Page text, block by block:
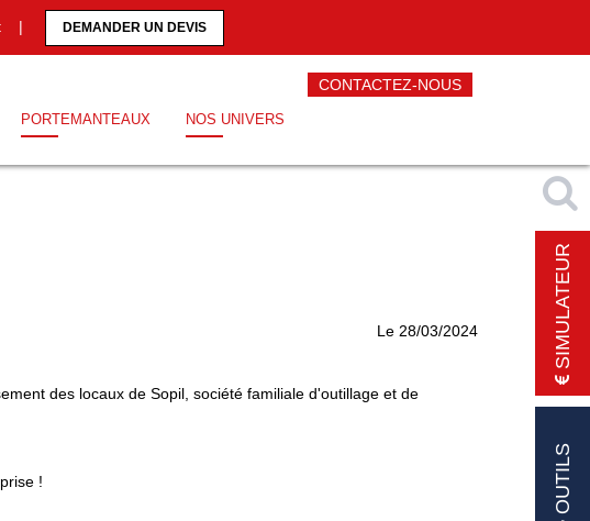
| DEMANDER UN DEVIS
CONTACTEZ-NOUS
PORTEMANTEAUX NOS UNIVERS
Le 28/03/2024
des locaux de Sopil, société familiale d'outillage et de
!
SIMULATEUR
OUTILS